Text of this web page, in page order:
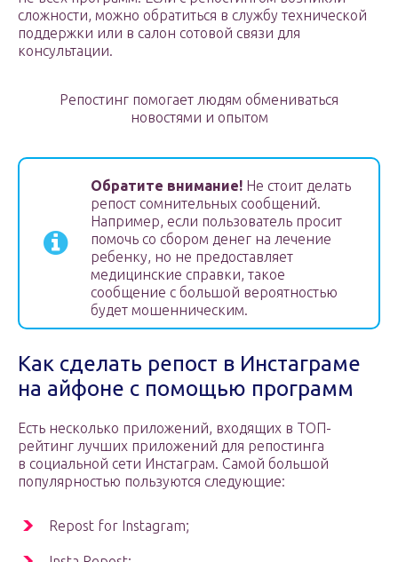
сложности, можно обратиться в службу технической
поддержки или в салон сотовой связи для
консультации.
Репостинг помогает людям обмениваться
новостями и опытом
Обратите внимание! Не стоит делать
репост сомнительных сообщений.
Например, если пользователь просит
помочь со сбором денег на лечение
ребенку, но не предоставляет
медицинские справки, такое
сообщение с большой вероятностью
будет мошенническим.
Как сделать репост в Инстаграме
на айфоне с помощью программ
Есть несколько приложений, входящих в ТОП-
рейтинг лучших приложений для репостинга
в социальной сети Инстаграм. Самой большой
популярностью пользуются следующие:
Repost for Instagram;